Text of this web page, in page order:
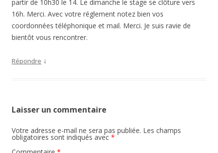
partir de 10h30 le 14. Le dimanche le stage se clôture vers
16h. Merci. Avec votre réglement notez bien vos
coordonnées téléphonique et mail. Merci. Je suis ravie de
bientôt vous rencontrer.
Répondre ↓
Laisser un commentaire
Votre adresse e-mail ne sera pas publiée. Les champs
obligatoires sont indiqués avec *